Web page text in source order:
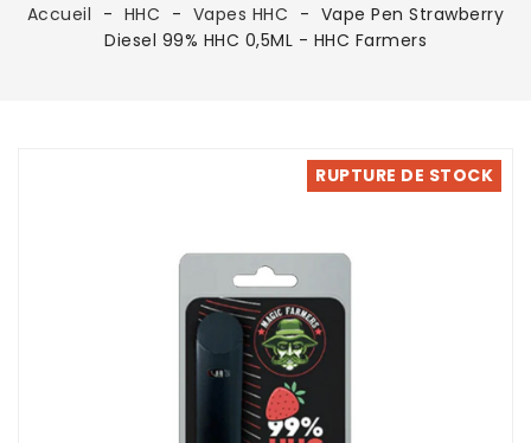
Accueil HHC Vapes HHC
Vape Pen Strawberry
Diesel 99% HHC 0,5ML - HHC Farmers
RUPTURE DE STOCK